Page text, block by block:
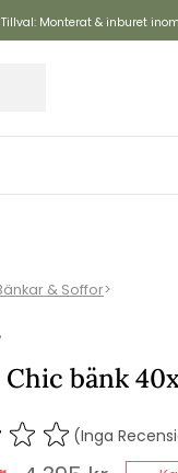
Tillval: Monterat & inburet
& Soffor>
Chic bänk
(Inga